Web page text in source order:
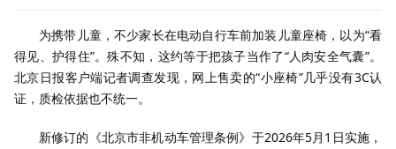
为携带儿童，不少家长在电动自行车前加装儿童座椅，以为“看
得见、护得住”。殊不知，这约等于把孩子当作了“人肉安全气囊”。
北京日报客户端记者调查发现，网上售卖的“小座椅”几乎没有3C认
证，质检依据也不统一。
新修订的《北京市非机动车管理条例》于2026年5月1日实施，